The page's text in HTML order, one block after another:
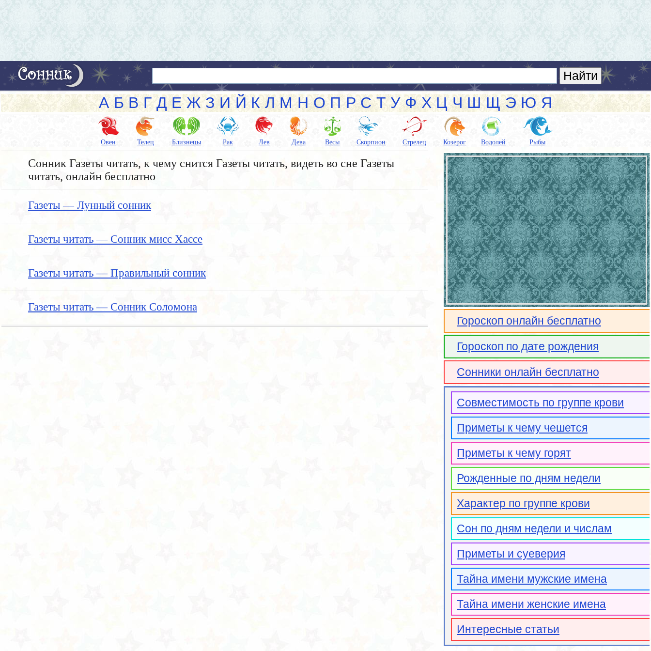
А Б В Г Д Е Ж З И Й К Л М Н О П Р С Т У Ф Х Ц Ч Ш Щ Э Ю Я
Овен Телец Близнецы Рак Лев Дева Весы Скорпион Стрелец Козерог Водолей Рыбы
Сонник Газеты читать, к чему снится Газеты читать, видеть во сне Газеты
читать, онлайн бесплатно
Газеты — Лунный сонник
Газеты читать — Сонник мисс Хассе
Газеты читать — Правильный сонник
Газеты читать — Сонник Соломона
Гороскоп онлайн бесплатно
Гороскоп по дате рождения
Сонники онлайн бесплатно
Совместимость по группе крови
Приметы к чему чешется
Приметы к чему горят
Рожденные по дням недели
Характер по группе крови
Сон по дням недели и числам
Приметы и суеверия
Тайна имени мужские имена
Тайна имени женские имена
Интересные статьи